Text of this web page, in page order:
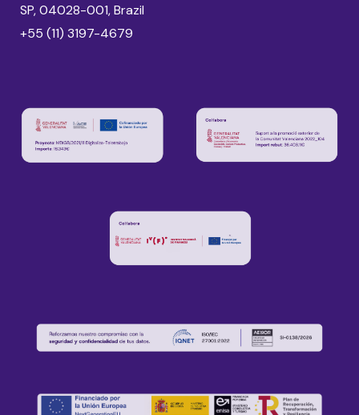
SP, 04028-001, Brazil
+55 (11) 3197-4679